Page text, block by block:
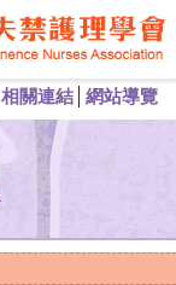
相關連結 網站導覽